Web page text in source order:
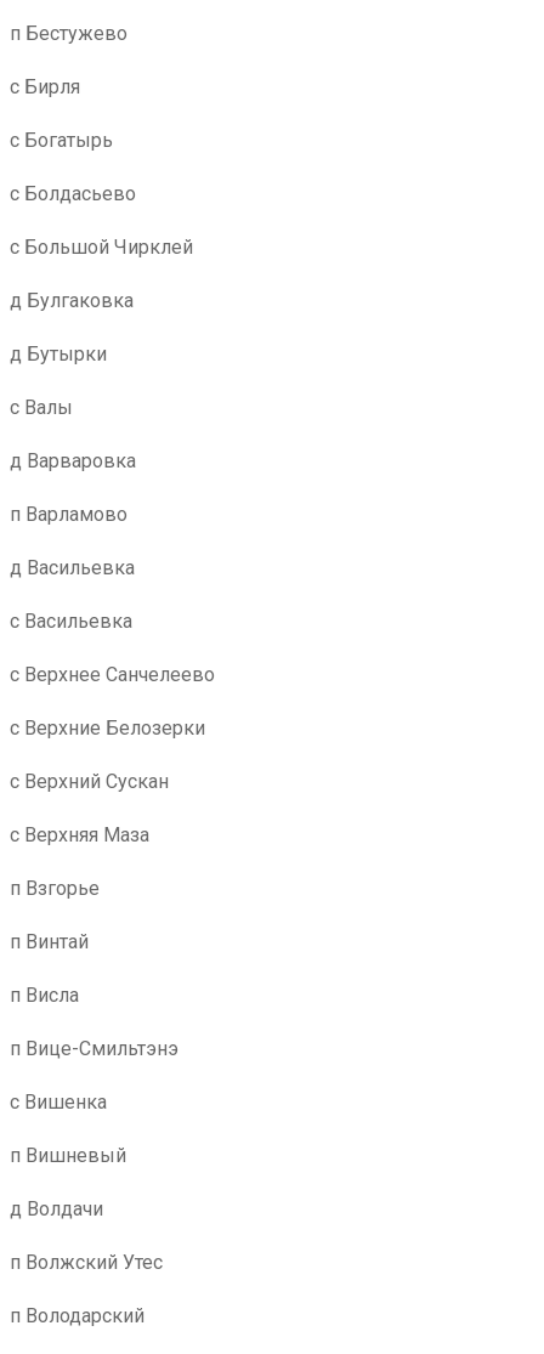
п Бестужево
с Бирля
с Богатырь
с Болдасьево
с Большой Чирклей
д Булгаковка
д Бутырки
с Валы
д Варваровка
п Варламово
д Васильевка
с Васильевка
с Верхнее Санчелеево
с Верхние Белозерки
с Верхний Сускан
с Верхняя Маза
п Взгорье
п Винтай
п Висла
п Вице-Смильтэнэ
с Вишенка
п Вишневый
д Волдачи
п Волжский Утес
п Володарский